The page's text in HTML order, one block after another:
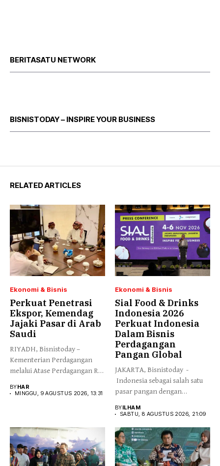
BERITASATU NETWORK
BISNISTODAY – INSPIRE YOUR BUSINESS
RELATED ARTICLES
Ekonomi & Bisnis
Perkuat Penetrasi
Ekspor, Kemendag
Jajaki Pasar di Arab
Saudi
RIYADH, Bisnistoday –
Kementerian Perdagangan
melalui Atase Perdagangan RI
promosi...
BYHAR
MINGGU, 9 AGUSTUS 2026, 13:31
Ekonomi & Bisnis
Sial Food & Drinks
Indonesia 2026
Perkuat Indonesia
Dalam Bisnis
Perdagangan
Pangan Global
JAKARTA, Bisnistoday -
Indonesia sebagai salah satu
pasar pangan dengan
BYILHAM
SABTU, 8 AGUSTUS 2026, 21:09